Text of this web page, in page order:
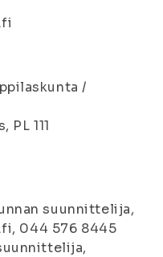
/
111
suunnittelija,
044 576 8445